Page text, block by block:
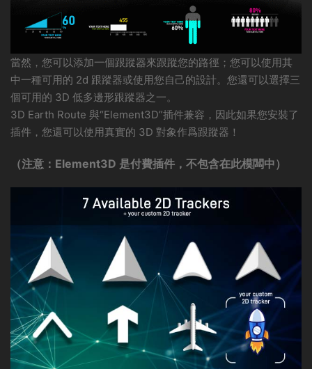
當然，您可以添加一個跟蹤器來跟蹤您的路徑；您可以使用其
中一種可用的 2d 跟蹤器或使用您自己的設計。您還可以選擇三
個可用的 3D 低多邊形跟蹤器之一。
3D Earth Route 與“Element3D”插件兼容，因此如果您安裝了
插件，您還可以使用真實的 3D 對象作爲跟蹤器！
（注意：Element3D 是付費插件，不包含在此模闆中）